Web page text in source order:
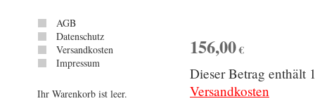
AGB
Datenschutz
Versandkosten
Impressum
Ihr Warenkorb ist leer.
156,00€
Dieser Betrag
Versandkosten